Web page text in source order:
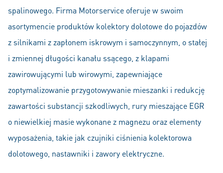
spalinowego. Firma Motorservice oferuje w swoim
asortymencie produktów kolektory dolotowe do pojazdów
z silnikami z zapłonem iskrowym i samoczynnym, o stałej
i zmiennej długości kanału ssącego, z klapami
zawirowującymi lub wirowymi, zapewniające
zoptymalizowanie przygotowywanie mieszanki i redukcję
zawartości substancji szkodliwych, rury mieszające EGR
o niewielkiej masie wykonane z magnezu oraz elementy
wyposażenia, takie jak czujniki ciśnienia kolektorowa
dolotowego, nastawniki i zawory elektryczne.